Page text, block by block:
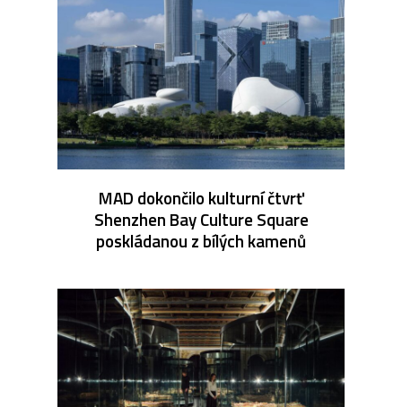
MAD dokončilo kulturní čtvrť
Shenzhen Bay Culture Square
poskládanou z bílých kamenů